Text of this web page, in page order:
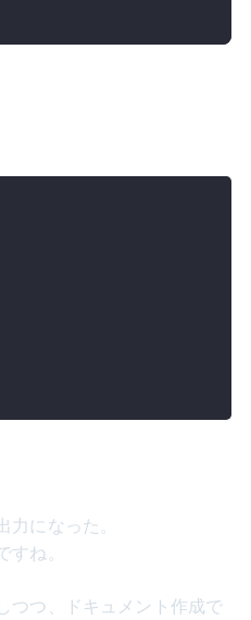
になった。
ね。
つつ、ドキュメント作成で